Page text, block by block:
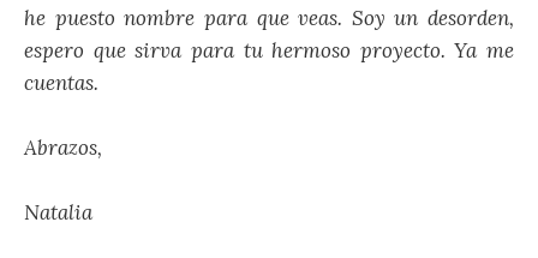
he puesto nombre para que veas. Soy un desorden,
espero que sirva para tu hermoso proyecto. Ya me
cuentas.
Abrazos,
Natalia